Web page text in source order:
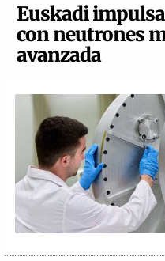
Euskadi
con neutrones
avanzada